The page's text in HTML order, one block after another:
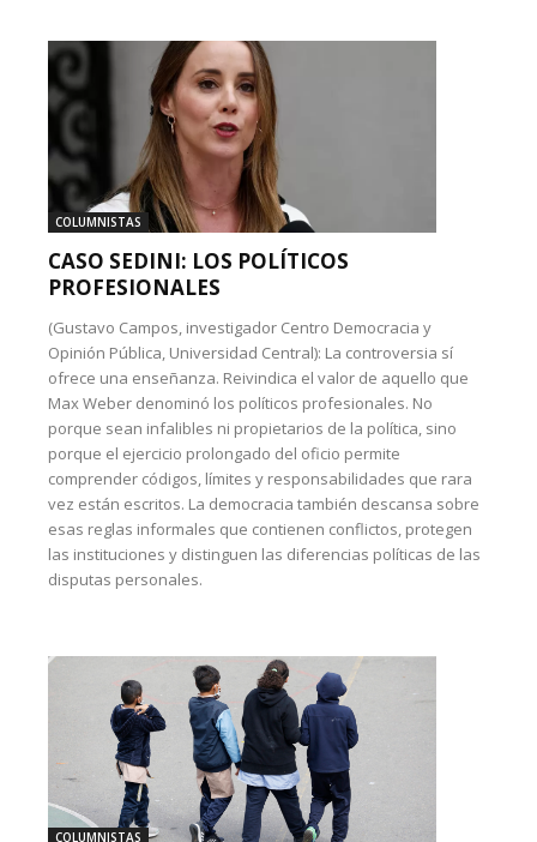
COLUMNISTAS
CASO SEDINI: LOS POLÍTICOS
PROFESIONALES
(Gustavo Campos, investigador Centro Democracia y
Opinión Pública, Universidad Central): La controversia sí
ofrece una enseñanza. Reivindica el valor de aquello que
Max Weber denominó los políticos profesionales. No
porque sean infalibles ni propietarios de la política, sino
porque el ejercicio prolongado del oficio permite
comprender códigos, límites y responsabilidades que rara
vez están escritos. La democracia también descansa sobre
esas reglas informales que contienen conflictos, protegen
las instituciones y distinguen las diferencias políticas de las
disputas personales.
COLUMNISTAS